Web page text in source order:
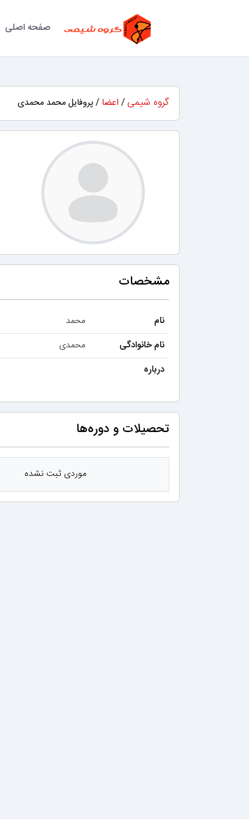
صفحه اصلی
گروه شیمی / اعضا / پروفایل محمد محمدی
مشخصات
نام
محمد
نام خانوادگی
محمدی
درباره
تحصیلات و دوره‌ها
موردی ثبت نشده